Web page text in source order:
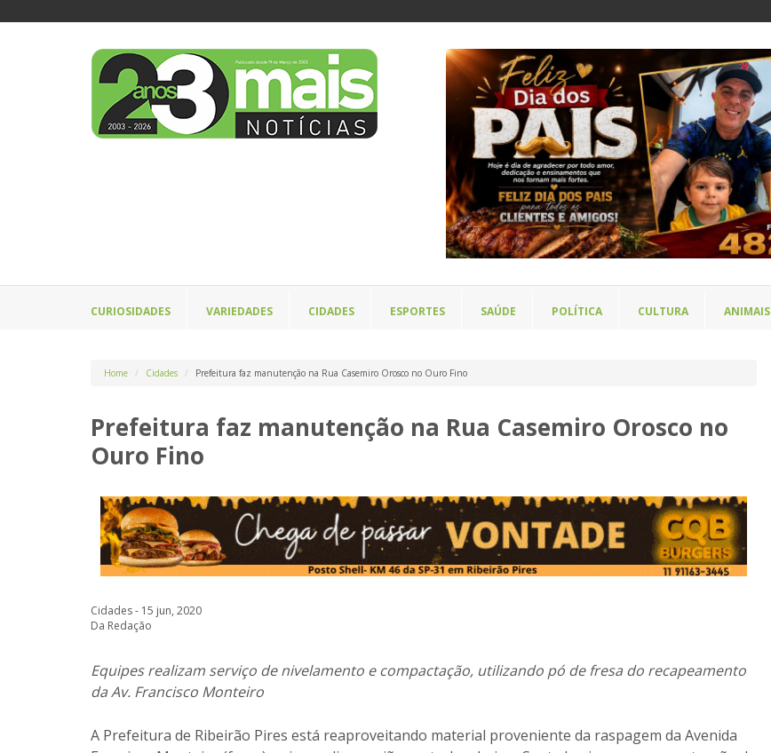
CURIOSIDADES VARIEDADES CIDADES ESPORTES SAÚDE POLÍTICA CULTURA ANIMAIS
Home Cidades Prefeitura faz manutenção na Rua Casemiro Orosco no Ouro Fino
Prefeitura faz manutenção na Rua Casemiro Orosco no
Ouro Fino
Cidades - 15 jun, 2020
Da Redação
Equipes realizam serviço de nivelamento e compactação, utilizando pó de fresa do recapeamento
da Av. Francisco Monteiro
A Prefeitura de Ribeirão Pires está reaproveitando material proveniente da raspagem da Avenida